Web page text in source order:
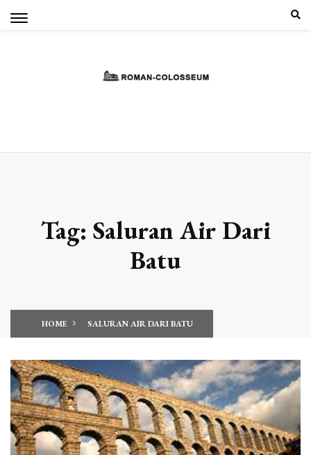
Tag: Saluran Air Dari
Batu
HOME SALURAN AIR DARI BATU